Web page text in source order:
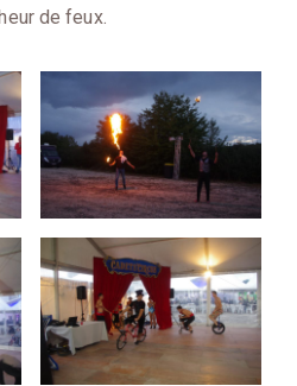
de feux.